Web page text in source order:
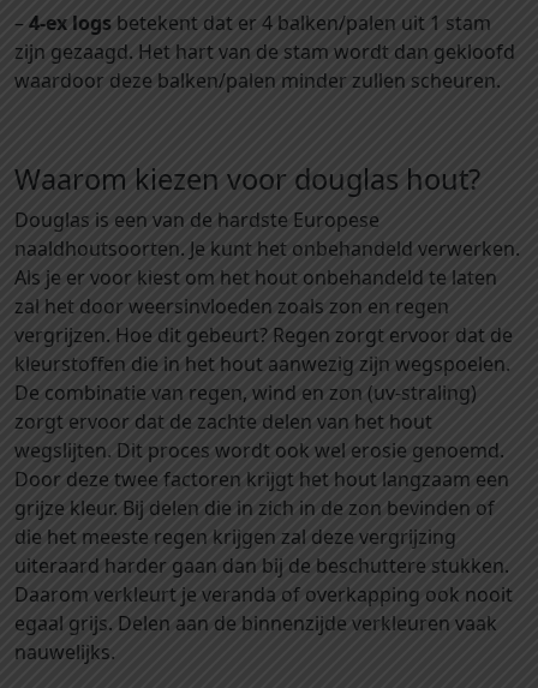
h
a
9
3
x
1
4
3
x
4
0
0
0
m
m
a
a
n
t
– 4-ex logs betekent dat er 4 balken/palen uit 1 stam
zijn gezaagd. Het hart van de stam wordt dan gekloofd
waardoor deze balken/palen minder zullen scheuren.
Waarom kiezen voor douglas hout?
Douglas is een van de hardste Europese
naaldhoutsoorten. Je kunt het onbehandeld verwerken.
Als je er voor kiest om het hout onbehandeld te laten
zal het door weersinvloeden zoals zon en regen
vergrijzen. Hoe dit gebeurt? Regen zorgt ervoor dat de
kleurstoffen die in het hout aanwezig zijn wegspoelen.
De combinatie van regen, wind en zon (uv-straling)
zorgt ervoor dat de zachte delen van het hout
wegslijten. Dit proces wordt ook wel erosie genoemd.
Door deze twee factoren krijgt het hout langzaam een
grijze kleur. Bij delen die in zich in de zon bevinden of
die het meeste regen krijgen zal deze vergrijzing
uiteraard harder gaan dan bij de beschuttere stukken.
Daarom verkleurt je veranda of overkapping ook nooit
egaal grijs. Delen aan de binnenzijde verkleuren vaak
nauwelijks.